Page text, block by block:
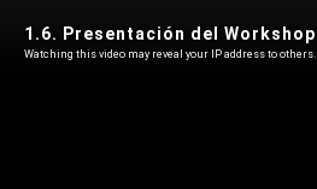
Watching this video may reveal your IP address to others.